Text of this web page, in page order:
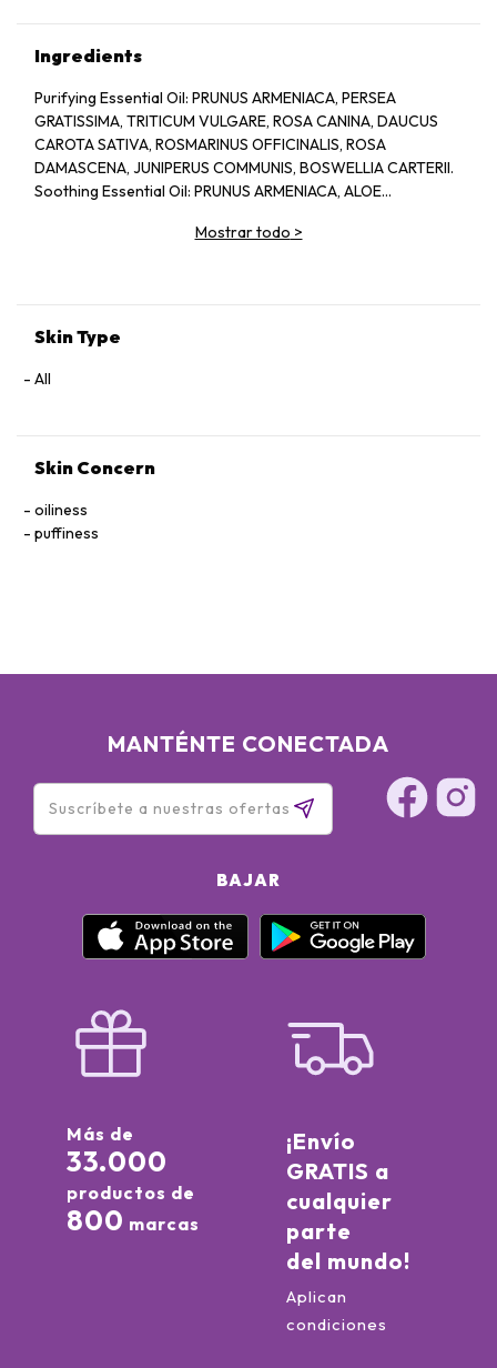
Ingredients
Purifying Essential Oil: PRUNUS ARMENIACA, PERSEA
GRATISSIMA, TRITICUM VULGARE, ROSA CANINA, DAUCUS
CAROTA SATIVA, ROSMARINUS OFFICINALIS, ROSA
DAMASCENA, JUNIPERUS COMMUNIS, BOSWELLIA CARTERII.
Soothing Essential Oil: PRUNUS ARMENIACA, ALOE
Mostrar todo >
Skin Type
All
Skin Concern
oiliness
puffiness
MANTÉNTE CONECTADA
BAJAR
Más de
33.000
productos de
800 marcas
¡Envío
GRATIS a
cualquier
parte
del mundo!
Aplican
condiciones